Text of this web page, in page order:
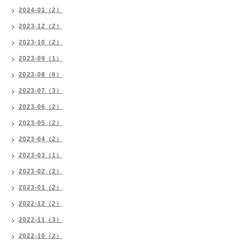
2024-01（2）
2023-12（2）
2023-10（2）
2023-09（1）
2023-08（6）
2023-07（3）
2023-06（2）
2023-05（2）
2023-04（2）
2023-03（1）
2023-02（2）
2023-01（2）
2022-12（2）
2022-11（3）
2022-10（2）